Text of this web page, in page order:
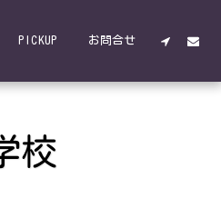
PICKUP お問合せ
校